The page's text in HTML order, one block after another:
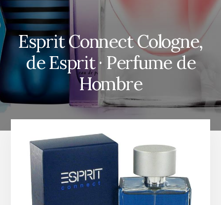
Esprit Connect Cologne,
de Esprit · Perfume de
Hombre